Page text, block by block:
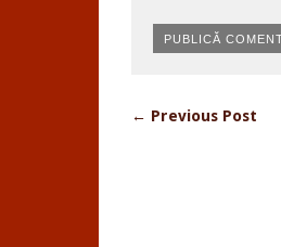
← Previous Post